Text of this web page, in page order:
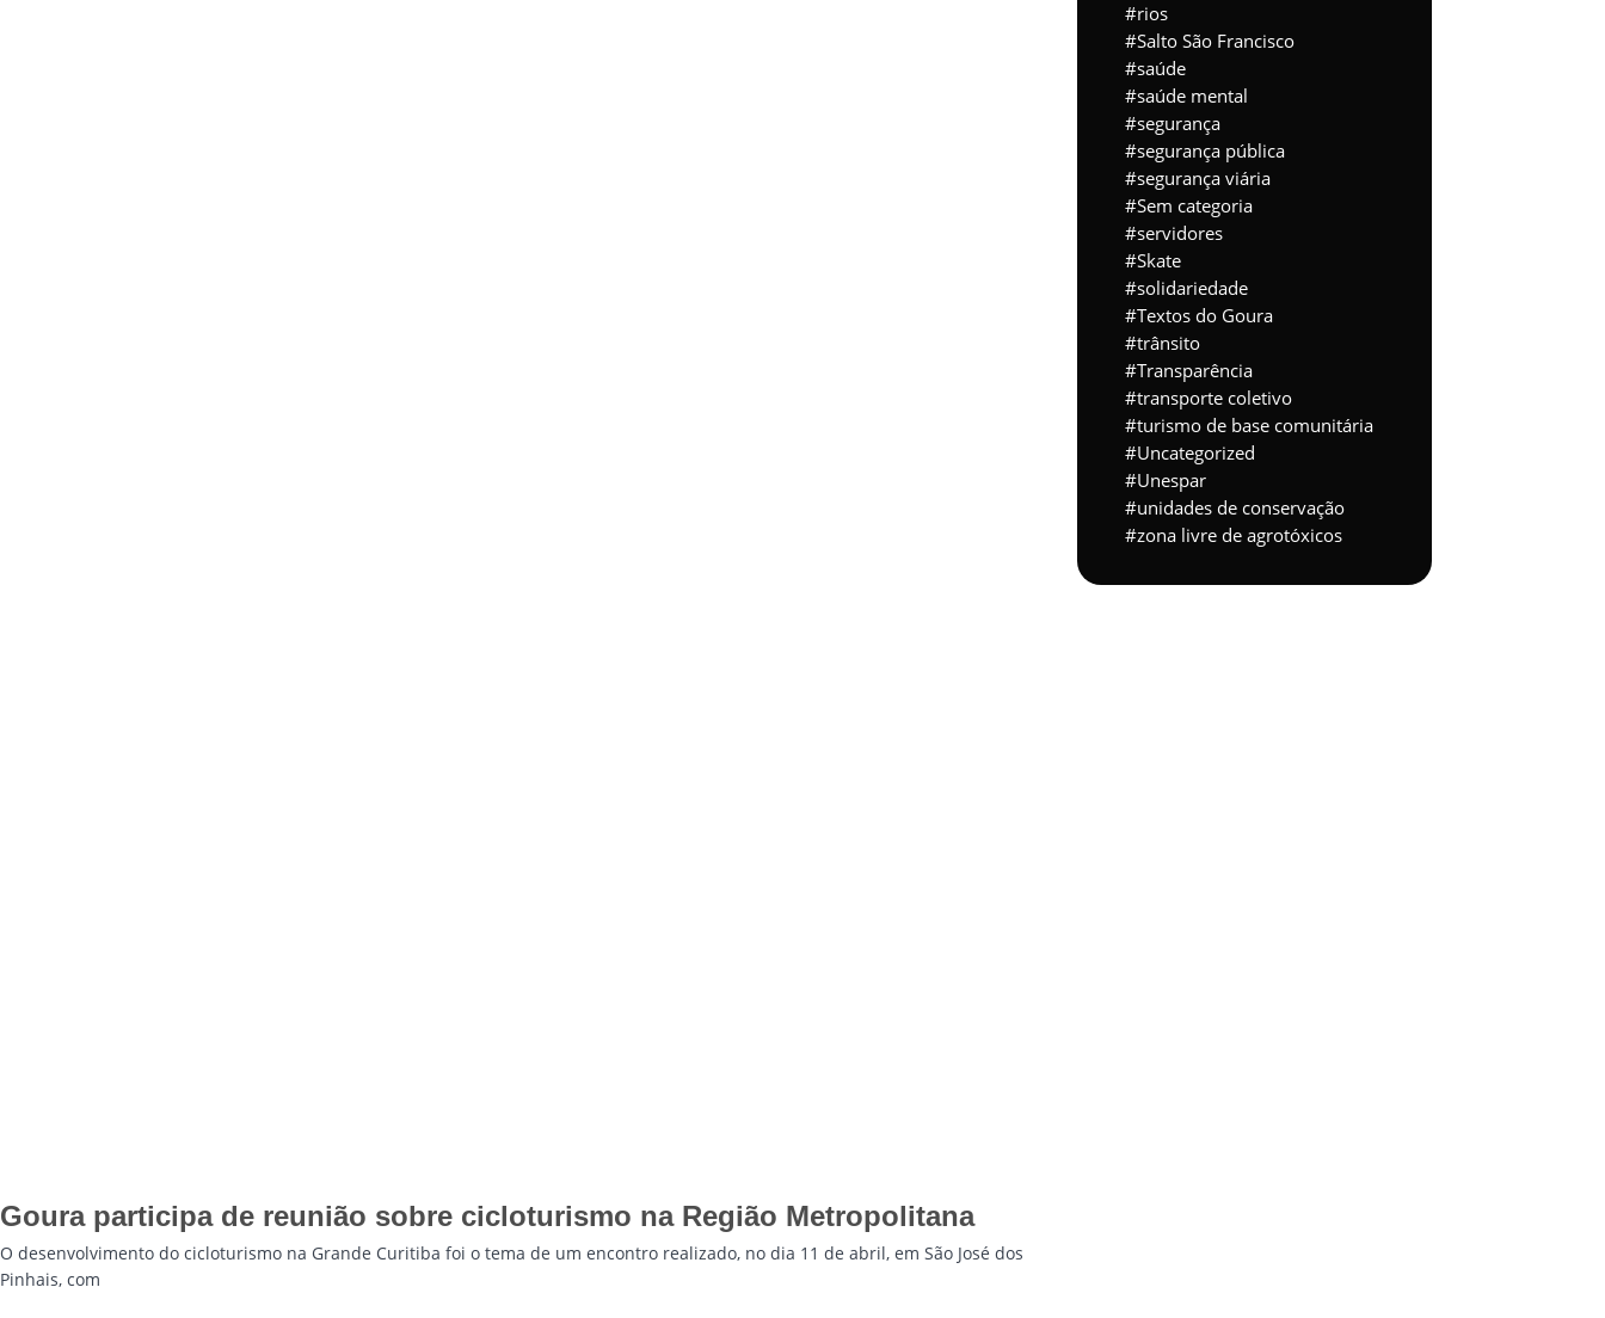
Goura participa de reunião sobre cicloturismo na Região Metropolitana
O desenvolvimento do cicloturismo na Grande Curitiba foi o tema de um encontro realizado, no dia 11 de abril, em São José dos
Pinhais, com
rios
Salto São Francisco
saúde
saúde mental
segurança
segurança pública
segurança viária
Sem categoria
servidores
Skate
solidariedade
Textos do Goura
trânsito
Transparência
transporte coletivo
turismo de base comunitária
Uncategorized
Unespar
unidades de conservação
zona livre de agrotóxicos